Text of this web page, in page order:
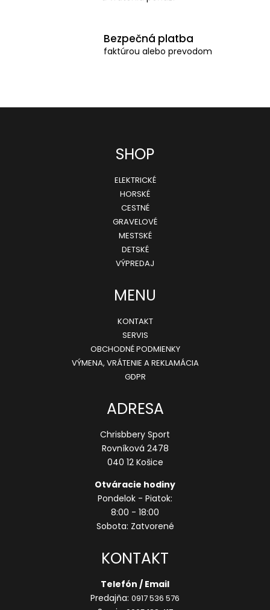
k
y
u
Bezpečná platba
faktúrou alebo prevodom
SHOP
ELEKTRICKÉ
HORSKÉ
CESTNÉ
GRAVELOVÉ
MESTSKÉ
DETSKÉ
VÝPREDAJ
MENU
KONTAKT
SERVIS
OBCHODNÉ PODMIENKY
VÝMENA, VRÁTENIE A REKLAMÁCIA
GDPR
ADRESA
Chrisbbery Sport
Rovníková 2478
040 12 Košice
Otváracie hodiny
Pondelok - Piatok:
8:00 - 18:00
Sobota: Zatvorené
KONTAKT
Telefón / Email
Predajňa: 0917 536 576